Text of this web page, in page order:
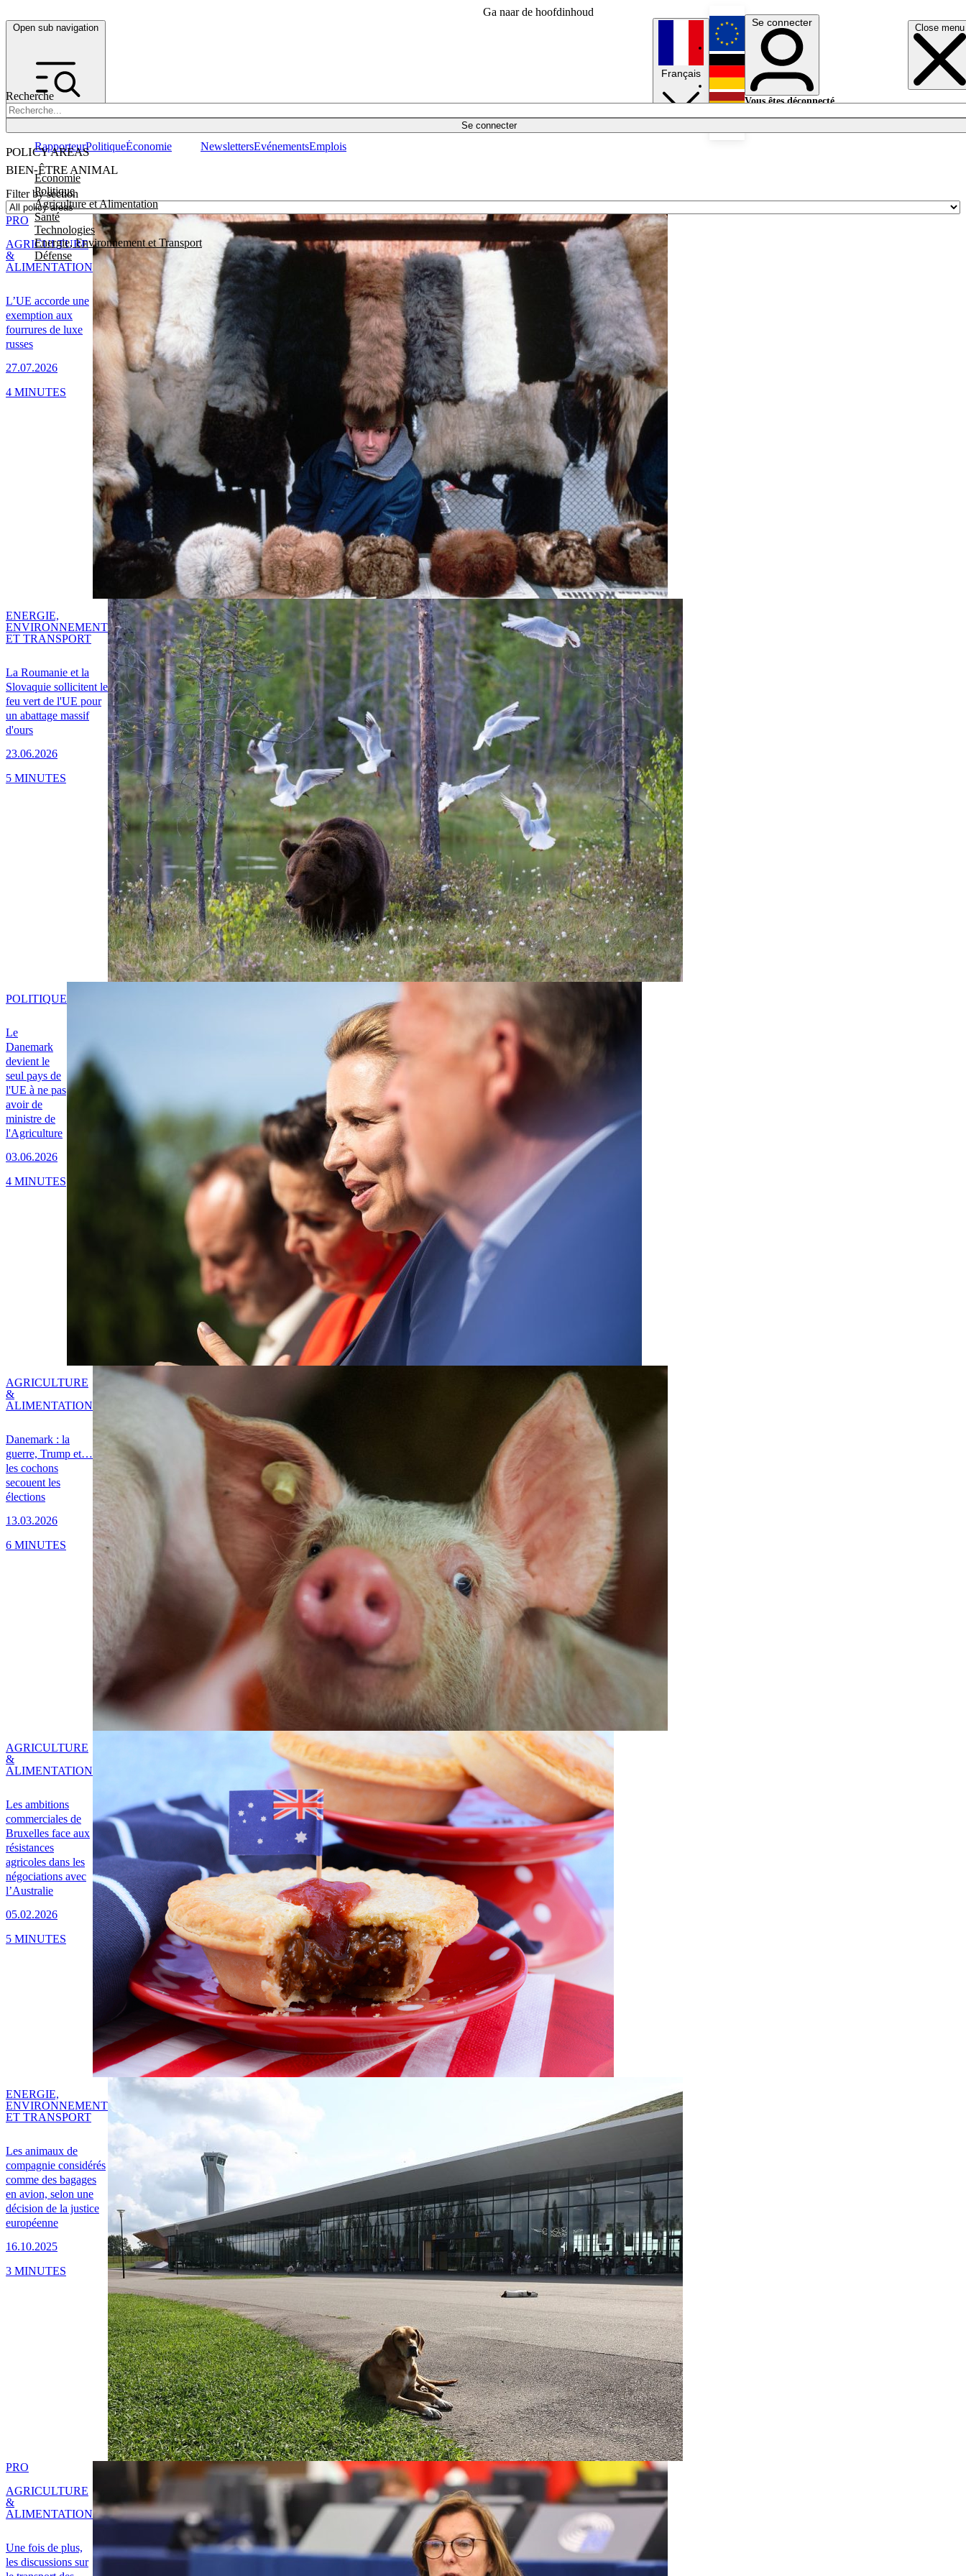
Ga naar de hoofdinhoud
Open sub navigation Close menu
Recherche
Se connecter
POLICY AREAS
Economie
Politique
Agriculture et Alimentation
Santé
Technologies
Energie, Environnement et Transport
Défense
RapporteurPolitiqueÉconomie NewslettersEvénementsEmplois
Français
English
Deutsch
Se connecter
Vous êtes déconnecté.
BIEN-ÊTRE ANIMAL
Filter by section
L’UE accorde une
exemption aux
fourrures de luxe
russes
27.07.2026
PRO
AGRICULTURE
&
ALIMENTATION
4 MINUTES
La Roumanie et la
Slovaquie sollicitent le
feu vert de l'UE pour
un abattage massif
d'ours
23.06.2026
ENERGIE,
ENVIRONNEMENT
ET TRANSPORT
5 MINUTES
Le
Danemark
devient le
seul pays de
l'UE à ne pas
avoir de
ministre de
l'Agriculture
03.06.2026
POLITIQUE
4 MINUTES
Danemark : la
guerre, Trump et…
les cochons
secouent les
élections
13.03.2026
AGRICULTURE
&
ALIMENTATION
6 MINUTES
Les ambitions
commerciales de
Bruxelles face aux
résistances
agricoles dans les
négociations avec
l’Australie
05.02.2026
AGRICULTURE
&
ALIMENTATION
5 MINUTES
Les animaux de
compagnie considérés
comme des bagages
en avion, selon une
décision de la justice
européenne
16.10.2025
ENERGIE,
ENVIRONNEMENT
ET TRANSPORT
3 MINUTES
Une fois de plus,
les discussions sur
PRO
AGRICULTURE
&
ALIMENTATION